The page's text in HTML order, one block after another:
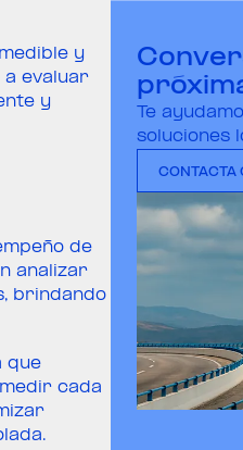
y
evaluar
y
de
analizar
brindando
que
cada
Te
soluciones
CONTACTA